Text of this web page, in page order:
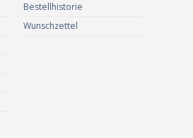
Bestellhistorie
Wunschzettel